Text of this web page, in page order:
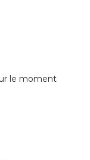
le moment